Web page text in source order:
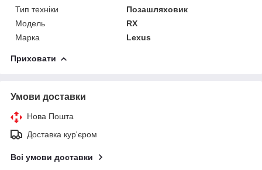
Тип техніки
Позашляховик
Модель
RX
Марка
Lexus
Приховати
Умови доставки
Нова Пошта
Доставка кур'єром
Всі умови доставки